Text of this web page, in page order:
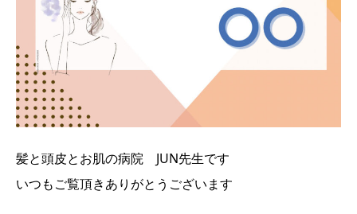
髪と頭皮とお肌の病院 JUN先生です
いつもご覧頂きありがとうございます